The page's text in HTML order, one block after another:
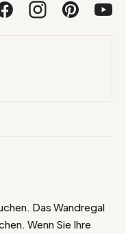
Das Wandregal
Wenn Sie Ihre